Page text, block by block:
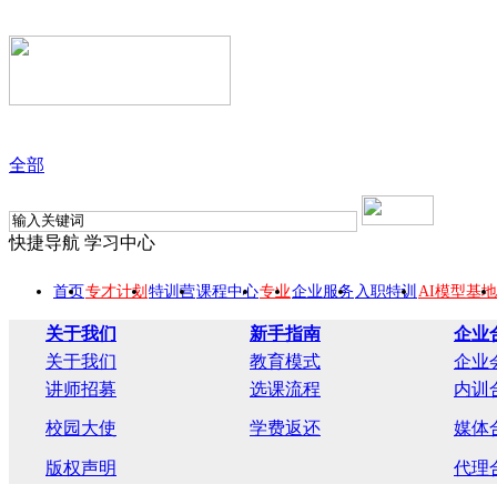
全部
快捷导航 学习中心
首页专才计划 特训营课程中心专业企业服务 入职特训 AI模型基地
关于我们 新手指南
企业
关于我们
教育模式
企业
讲师招募
选课流程 内训
校园大使 学费返还 媒体
版权声明 代理